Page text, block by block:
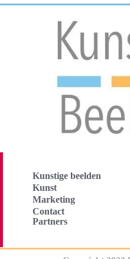
Kunstige beelden
Kunst
Marketing
Contact
Partners